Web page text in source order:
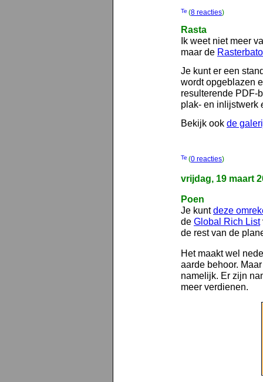
(8 reacties)
Rasta
Ik weet niet meer
maar de
Je kunt er een
wordt opgeblazen
resulterende PDF-
plak- en inlijstwerk
Bekijk ook de
(0 reacties)
vrijdag, 19 maart
Poen
Je kuntdeze
de Global Rich List
de rest van de
Het maakt wel
aarde behoor.
namelijk. Er zijn
meer verdienen.